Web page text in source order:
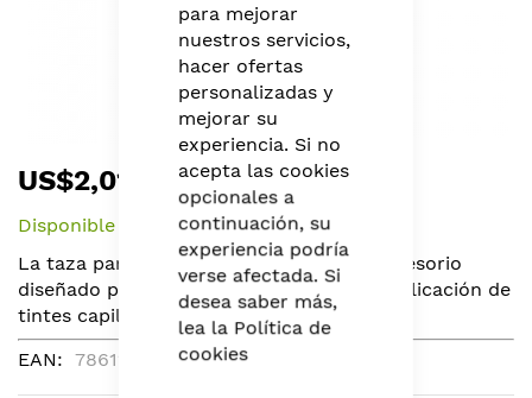
para mejorar
nuestros servicios,
hacer ofertas
personalizadas y
mejorar su
experiencia. Si no
acepta las cookies
opcionales a
continuación, su
experiencia podría
verse afectada. Si
desea saber más,
lea la Política de
cookies
to
beginning
of
the
images
gallery
US$2,01
Disponible
La taza para tintes IBT de 13cm es un accesorio
diseñado para facilitar la preparación y aplicación de
tintes capilares.
EAN
7861182816840